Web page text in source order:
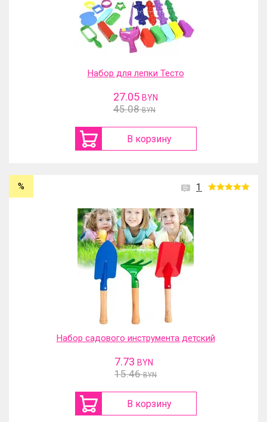
Набор для лепки Тесто
27.05 BYN
45.08 BYN
В корзину
1
%
Набор садового инструмента детский
7.73 BYN
15.46 BYN
В корзину